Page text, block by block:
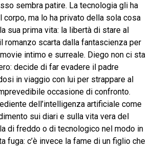
sembra patire. La tecnologia gli ha
corpo, ma lo ha privato della sola cosa
sua prima vita: la libertà di stare al
romanzo scarta dalla fantascienza per
intimo e surreale. Diego non ci sta
decide di far evadere il padre
in viaggio con lui per strappare al
occasione di confronto.
dell’intelligenza artificiale come
sui diari e sulla vita vera del
di freddo o di tecnologico nel modo in
fuga: c’è invece la fame di un figlio che